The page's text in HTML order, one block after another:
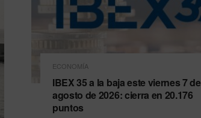
ECONOMÍA
IBEX 35 a la baja este viernes 7 de
agosto de 2026: cierra en 20.176
puntos